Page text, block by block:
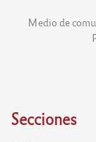
Medio de
Secciones